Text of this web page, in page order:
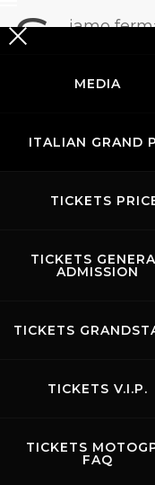
MEDIA
ITALIAN GRAND
TICKETS
TICKETS
ADMISSION
TICKETS
TICKETS V.I.P.
TICKETS
FAQ
S
iamo
Internet
accessibile a
fornire un sito
pubblico
circostanze e
A tal fine,
Linee
Wide Web
l'accessibilità
citate linee
contenuti web
una vasta
differenti. Il
aiuta a
al più alto